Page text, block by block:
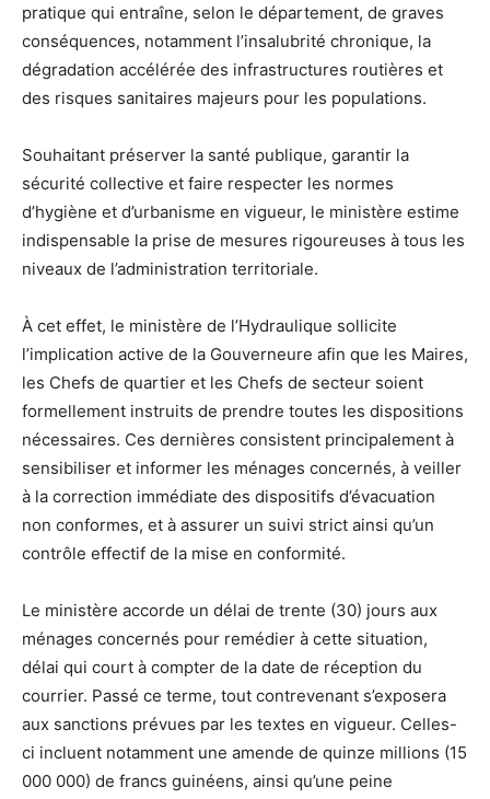
pratique qui entraîne, selon le département, de graves
conséquences, notamment l’insalubrité chronique, la
dégradation accélérée des infrastructures routières et
des risques sanitaires majeurs pour les populations.
Souhaitant préserver la santé publique, garantir la
sécurité collective et faire respecter les normes
d’hygiène et d’urbanisme en vigueur, le ministère estime
indispensable la prise de mesures rigoureuses à tous les
niveaux de l’administration territoriale.
À cet effet, le ministère de l’Hydraulique sollicite
l’implication active de la Gouverneure afin que les Maires,
les Chefs de quartier et les Chefs de secteur soient
formellement instruits de prendre toutes les dispositions
nécessaires. Ces dernières consistent principalement à
sensibiliser et informer les ménages concernés, à veiller
à la correction immédiate des dispositifs d’évacuation
non conformes, et à assurer un suivi strict ainsi qu’un
contrôle effectif de la mise en conformité.
Le ministère accorde un délai de trente (30) jours aux
ménages concernés pour remédier à cette situation,
délai qui court à compter de la date de réception du
courrier. Passé ce terme, tout contrevenant s’exposera
aux sanctions prévues par les textes en vigueur. Celles-
ci incluent notamment une amende de quinze millions (15
000 000) de francs guinéens, ainsi qu’une peine